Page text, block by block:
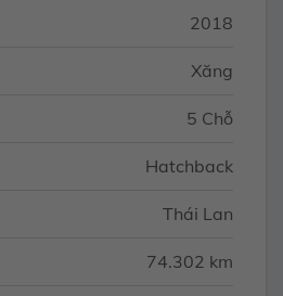
2018
Xăng
5 Chỗ
Hatchback
Thái Lan
74.302 km